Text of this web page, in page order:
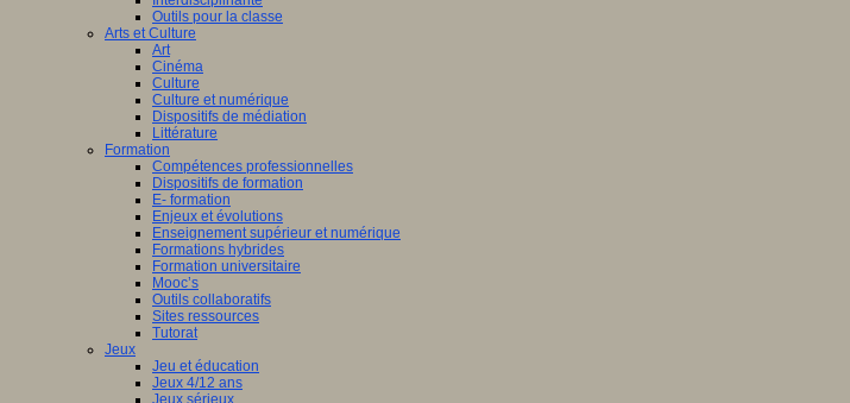
Outils pour la classe
Arts et Culture
Art
Cinéma
Culture
Culture et numérique
Dispositifs de médiation
Littérature
Formation
Compétences professionnelles
Dispositifs de formation
E- formation
Enjeux et évolutions
Enseignement supérieur et numérique
Formations hybrides
Formation universitaire
Mooc’s
Outils collaboratifs
Sites ressources
Tutorat
Jeux
Jeu et éducation
Jeux 4/12 ans
Jeux sérieux